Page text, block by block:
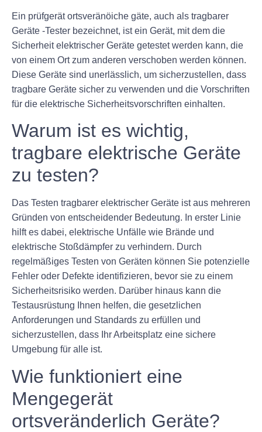
Ein prüfgerät ortsveränöiche gäte, auch als tragbarer
Geräte -Tester bezeichnet, ist ein Gerät, mit dem die
Sicherheit elektrischer Geräte getestet werden kann, die
von einem Ort zum anderen verschoben werden können.
Diese Geräte sind unerlässlich, um sicherzustellen, dass
tragbare Geräte sicher zu verwenden und die Vorschriften
für die elektrische Sicherheitsvorschriften einhalten.
Warum ist es wichtig,
tragbare elektrische Geräte
zu testen?
Das Testen tragbarer elektrischer Geräte ist aus mehreren
Gründen von entscheidender Bedeutung. In erster Linie
hilft es dabei, elektrische Unfälle wie Brände und
elektrische Stoßdämpfer zu verhindern. Durch
regelmäßiges Testen von Geräten können Sie potenzielle
Fehler oder Defekte identifizieren, bevor sie zu einem
Sicherheitsrisiko werden. Darüber hinaus kann die
Testausrüstung Ihnen helfen, die gesetzlichen
Anforderungen und Standards zu erfüllen und
sicherzustellen, dass Ihr Arbeitsplatz eine sichere
Umgebung für alle ist.
Wie funktioniert eine
Mengegerät
ortsveränderlich Geräte?